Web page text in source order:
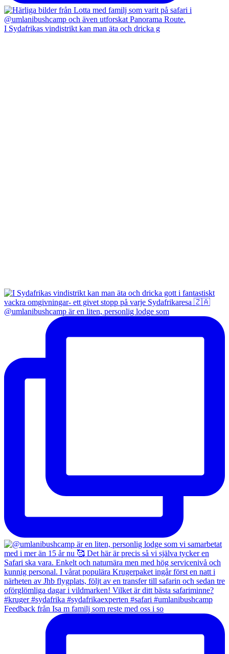
I Sydafrikas vindistrikt kan man äta och dricka g
@umlanibushcamp är en liten, personlig lodge som
Feedback från Isa m familj som reste med oss i so